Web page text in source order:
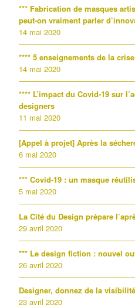
*** Fabrication de masques
peut-on vraiment parler
14 mai 2020
**** 5 enseignements de la
14 mai 2020
**** L’impact du Covid-19 sur
designers
11 mai 2020
[Appel à projet] Après la
6 mai 2020
*** Covid-19 : un masque
5 mai 2020
La Cité du Design prépare
29 avril 2020
*** Le design fiction : nouvel
26 avril 2020
Designer, donnez de la
23 avril 2020